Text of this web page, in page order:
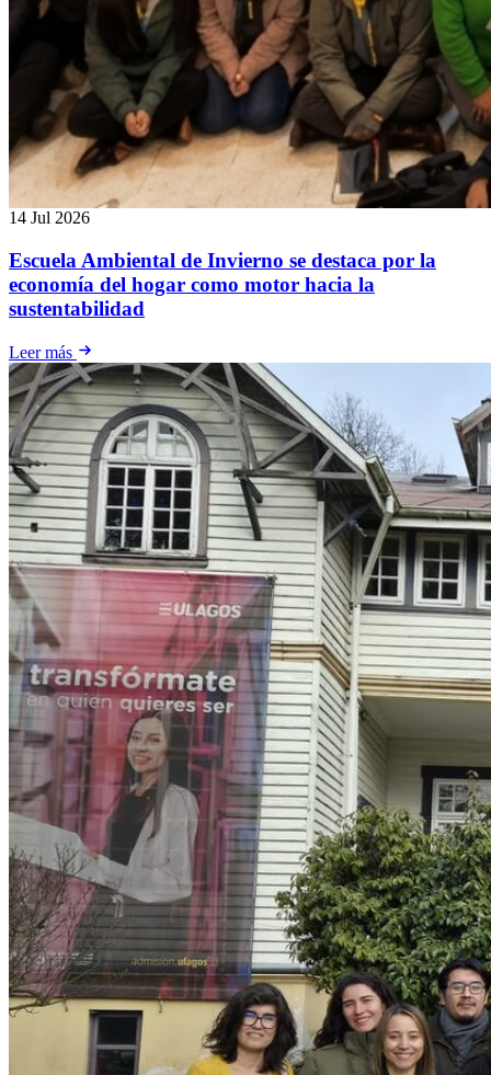
14 Jul 2026
Escuela Ambiental de Invierno se destaca por la
economía del hogar como motor hacia la
sustentabilidad
Leer más